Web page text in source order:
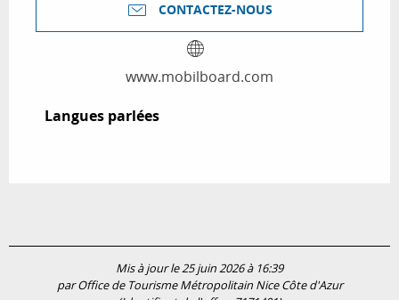
CONTACTEZ-NOUS
www.mobilboard.com
Langues parlées
Langues parlées
Mis à jour le 25 juin 2026 à 16:39
par Office de Tourisme Métropolitain Nice Côte d'Azur